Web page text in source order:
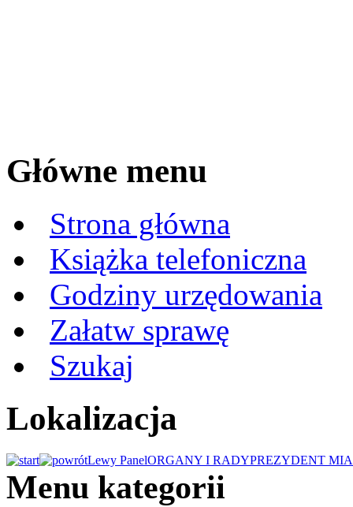
Główne menu
Strona główna
Książka telefoniczna
Godziny urzędowania
Załatw sprawę
Szukaj
Lokalizacja
Lewy PanelORGANY I RADYPREZYDENT
Menu kategorii